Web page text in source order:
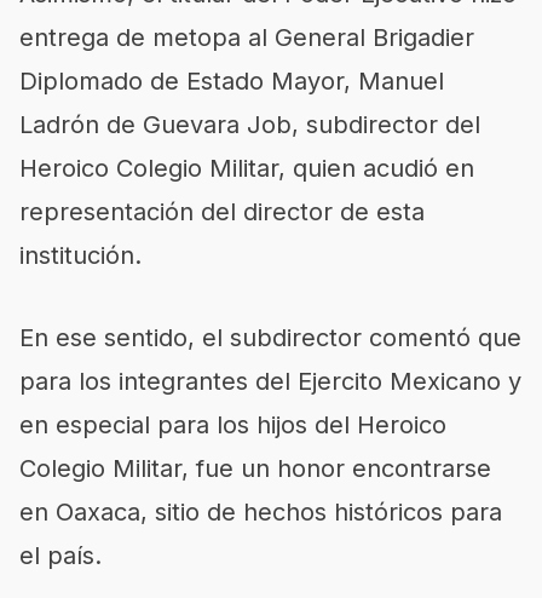
entrega de metopa al General Brigadier
Diplomado de Estado Mayor, Manuel
Ladrón de Guevara Job, subdirector del
Heroico Colegio Militar, quien acudió en
representación del director de esta
institución.
En ese sentido, el subdirector comentó que
para los integrantes del Ejercito Mexicano y
en especial para los hijos del Heroico
Colegio Militar, fue un honor encontrarse
en Oaxaca, sitio de hechos históricos para
el país.